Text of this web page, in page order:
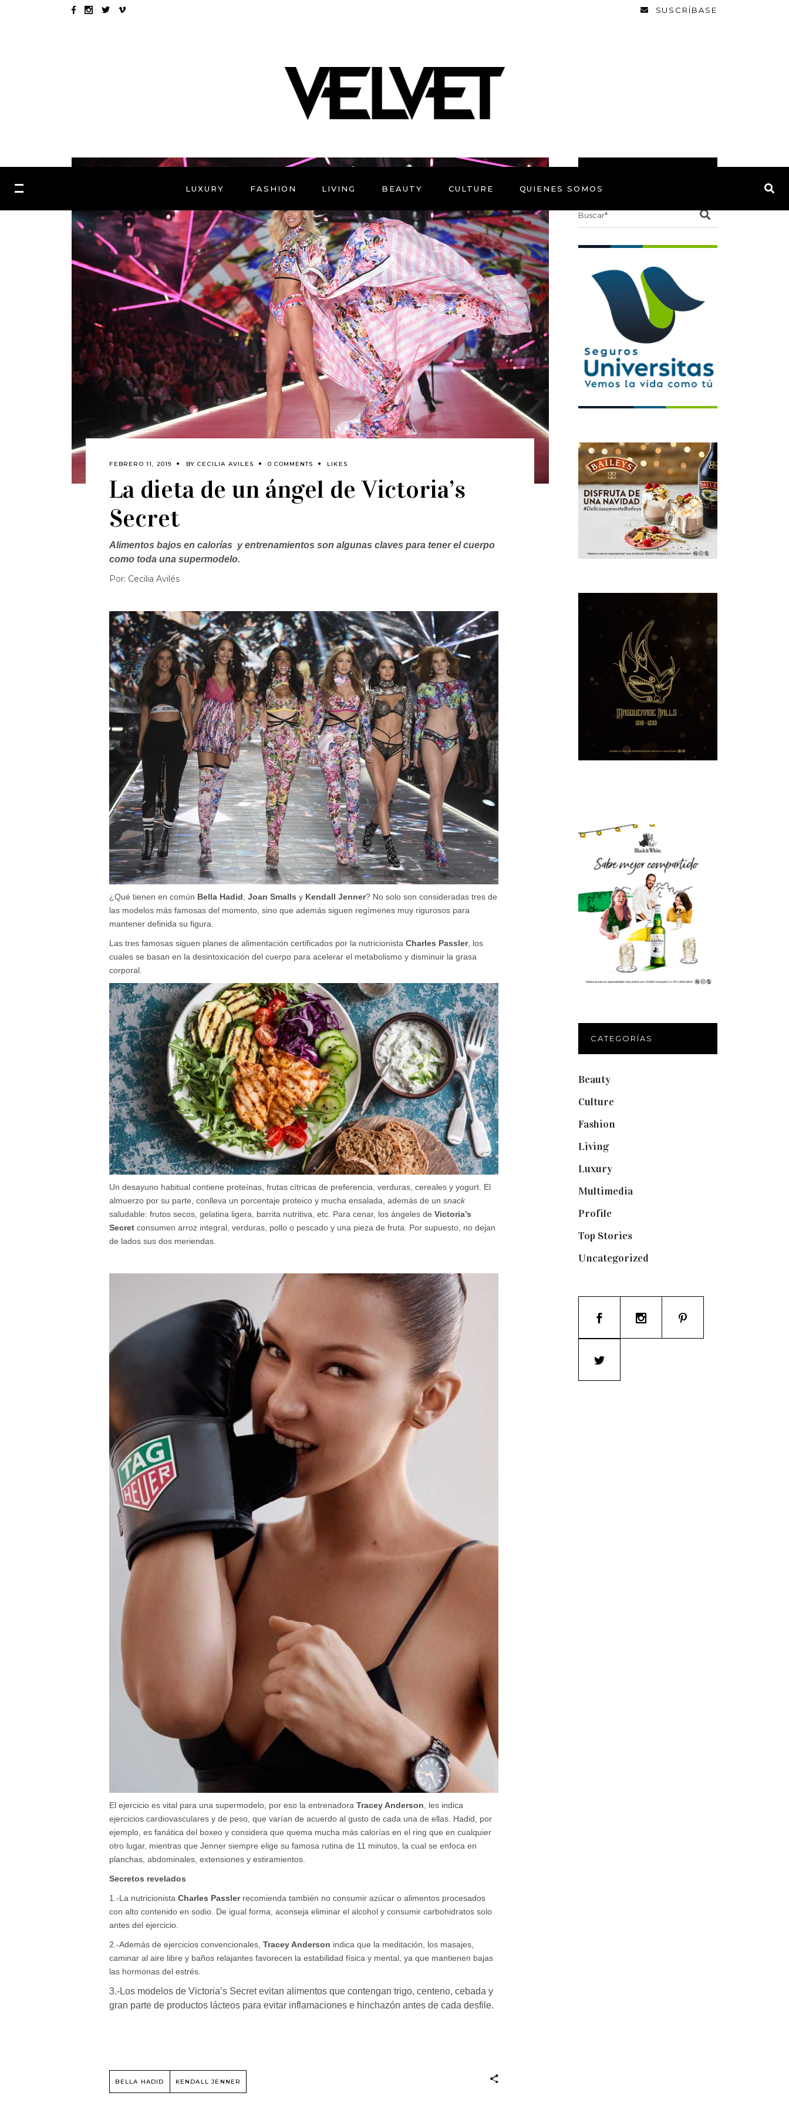
SUSCRÍBASE
LUXURY FASHION LIVING BEAUTY CULTURE QUIENES SOMOS
FEBRERO 11, 2019 BYCECILIA AVILES 0 COMMENTS LIKES
La dieta de un ángel de Victoria’s
Secret
Alimentos bajos en calorías y entrenamientos son algunas claves para tener el cuerpo
como toda una supermodelo.
Por: Cecilia Avilés
¿Qué tienen en común Bella Hadid ,Joan Smalls y Kendall Jenner? No solo son consideradas tres de
las modelos más famosas del momento, sino que además siguen regímenes muy rigurosos para
mantener definida su figura.
Las tres famosas siguen planes de alimentación certificados por la nutricionistaCharles Passler, los
cuales se basan en la desintoxicación del cuerpo para acelerar el metabolismo y disminuir la grasa
corporal.
Un desayuno habitual contiene proteínas, frutas cítricas de preferencia, verduras, cereales y yogurt. El
almuerzo por su parte, conlleva un porcentaje proteico y mucha ensalada, además de unsnack
saludable: frutos secos, gelatina ligera, barrita nutritiva, etc. Para cenar, los ángeles de Victoria’s
Secret consumen arroz integral, verduras, pollo o pescado y una pieza de fruta. Por supuesto, no dejan
de lados sus dos meriendas.
El ejercicio es vital para una supermodelo, por eso la entrenadoraTracey Anderson , les indica
ejercicios cardiovasculares y de peso, que varían de acuerdo al gusto de cada una de ellas. Hadid, por
ejemplo, es fanática del boxeo y considera que quema mucha más calorías en el ring que en cualquier
otro lugar, mientras que Jenner siempre elige su famosa rutina de 11 minutos, la cual se enfoca en
planchas, abdominales, extensiones y estiramientos.
Secretos revelados
1.-La nutricionista Charles Passlerrecomienda también no consumir azúcar o alimentos procesados
con alto contenido en sodio. De igual forma, aconseja eliminar el alcohol y consumir carbohidratos solo
antes del ejercicio.
2.-Además de ejercicios convencionales,Tracey Anderson indica que la meditación, los masajes,
caminar al aire libre y baños relajantes favorecen la estabilidad física y mental, ya que mantienen bajas
las hormonas del estrés.
3.-Los modelos de Victoria’s Secret evitan alimentos que contengan trigo, centeno, cebada y
gran parte de productos lácteos para evitar inflamaciones e hinchazón antes de cada desfile.
BELLA HADID KENDALL JENNER
Search
CATEGORÍAS
Beauty(250)
Culture(132)
Fashion
Living(337)
Luxury(665)
Multimedia(10)
Profile(8)
Top Stories(125)
Uncategorized